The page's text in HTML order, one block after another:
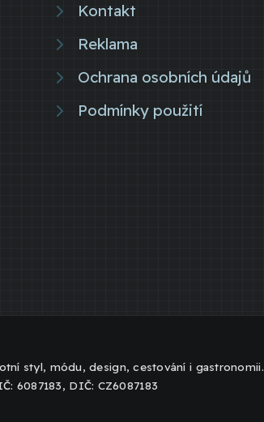
Kontakt
Reklama
Ochrana osobních údajů
Podmínky použití
styl, módu, design, cestování i gastronomii.
6087183, DIČ: CZ6087183